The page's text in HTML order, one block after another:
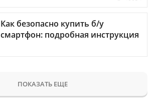
Как безопасно купить б/у
смартфон: подробная инструкция
ПОКАЗАТЬ ЕЩЕ